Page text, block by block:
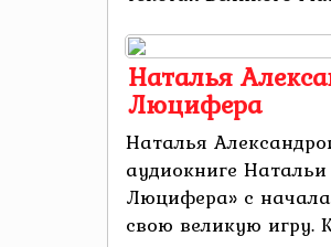
Наталья
Люцифера
Наталья
аудиокниге
Люцифера» с
свою великую игру.